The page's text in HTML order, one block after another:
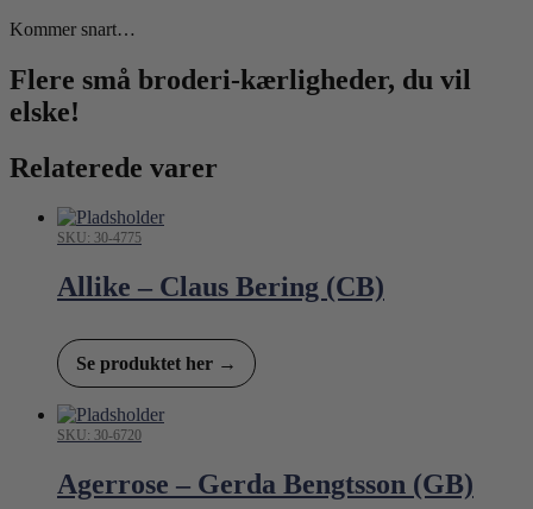
Kommer snart…
Flere små broderi-kærligheder, du vil
elske!
Relaterede varer
SKU: 30-4775
Allike – Claus Bering (CB)
Se produktet her →
SKU: 30-6720
Agerrose – Gerda Bengtsson (GB)